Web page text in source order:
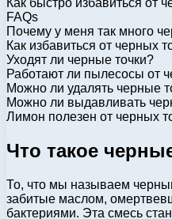
FAQs
Почему у меня так много
Как избавиться от черных
Уходят ли черные точки?
Работают ли пылесосы от
Можно ли удалять черные
Можно ли выдавливать
Лимон полезен от черных
Что такое
То, что мы называем
забитые маслом,
бактериями. Эта смесь